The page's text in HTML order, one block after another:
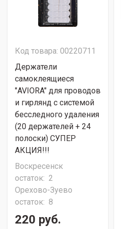
Код товара: 00220711
Держатели
самоклеящиеся
"AVIORA" для проводов
и гирлянд с системой
бесследного удаления
(20 держателей + 24
полоски) СУПЕР
АКЦИЯ!!!
Воскресенск
остаток: 2
Орехово-Зуево
остаток: 8
220 руб.